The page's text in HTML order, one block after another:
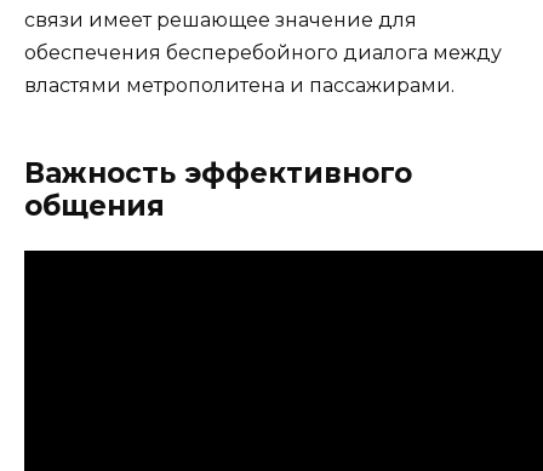
связи имеет решающее значение для
обеспечения бесперебойного диалога между
властями метрополитена и пассажирами.
Важность эффективного
общения